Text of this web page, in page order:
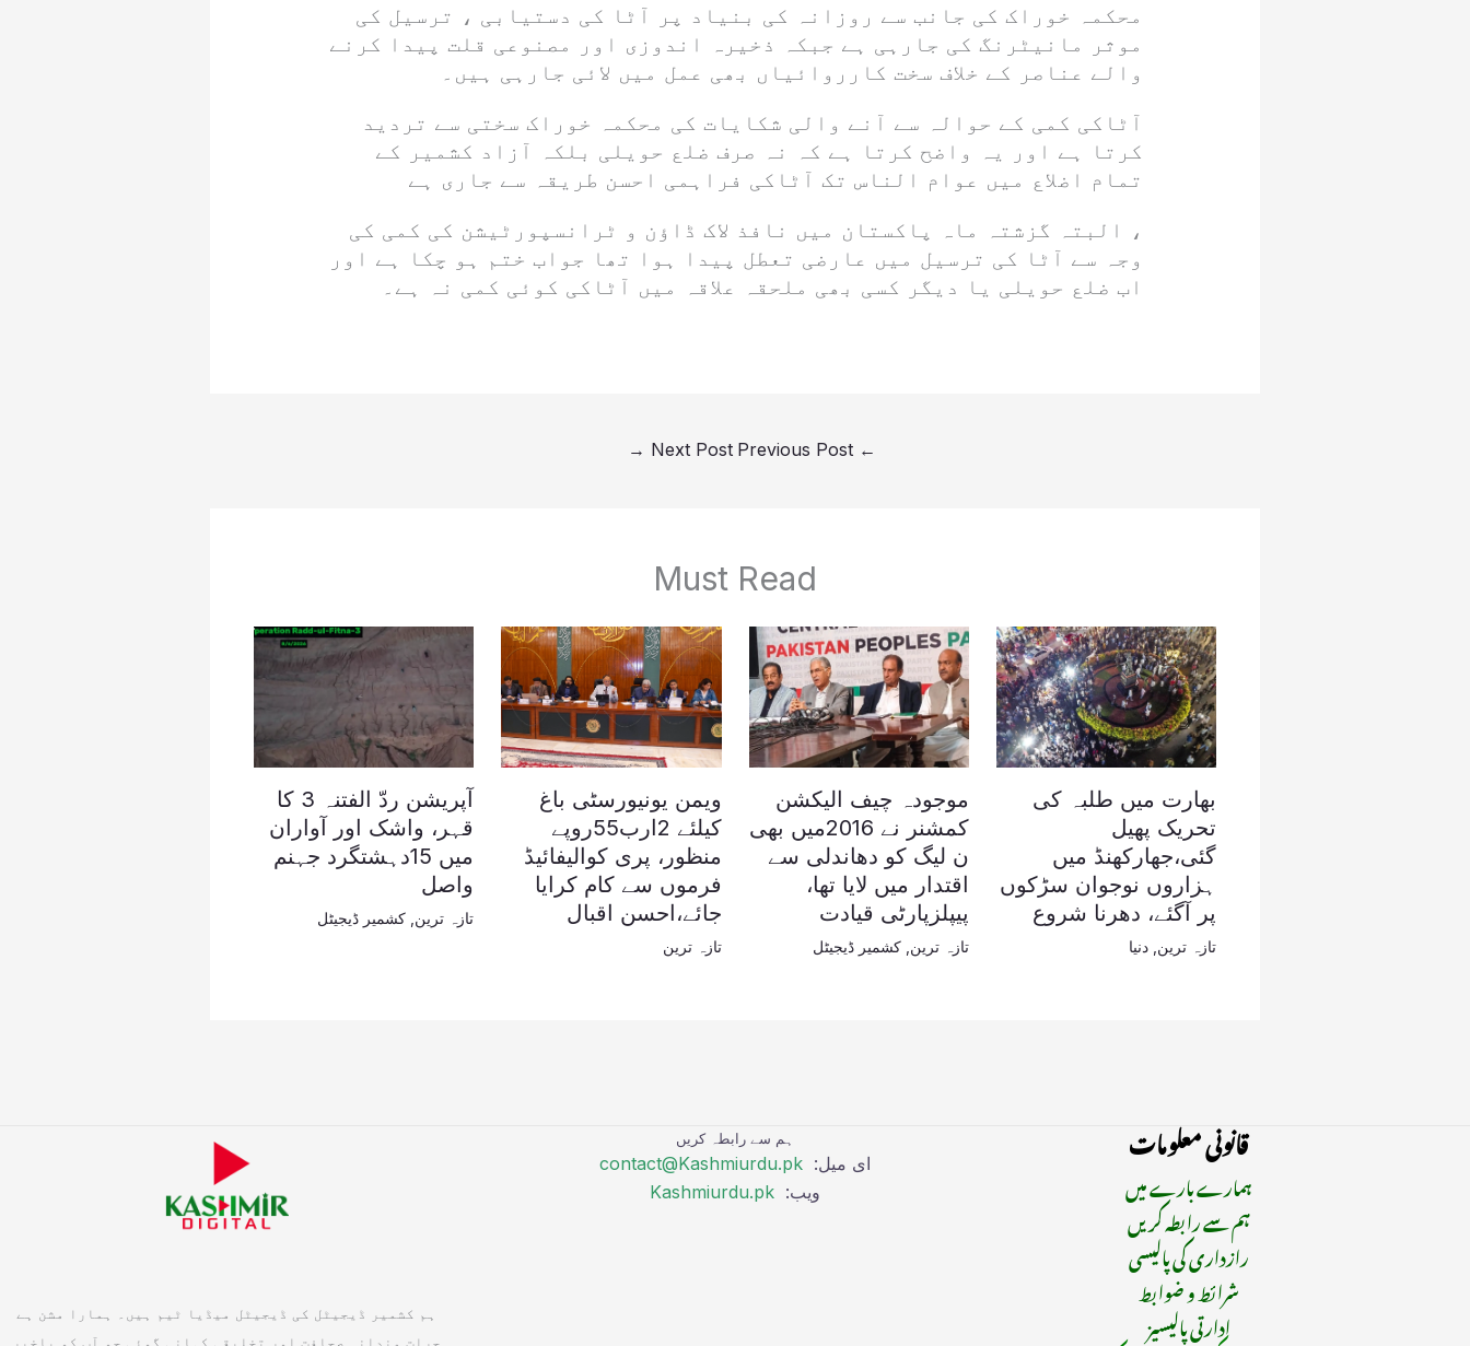
محکمہ خوراک کی جانب سے روزانہ کی بنیاد پر آٹا کی دستیابی ، ترسیل کی
موثر مانیٹرنگ کی جارہی ہے جبکہ ذخیرہ اندوزی اور مصنوعی قلت پیدا کرنے
والے عناصر کے خلاف سخت کارروائیاں بھی عمل میں لائی جارہی ہیں۔
آٹاکی کمی کے حوالہ سے آنے والی شکایات کی محکمہ خوراک سختی سے تردید
کرتا ہے اور یہ واضح کرتا ہے کہ نہ صرف ضلع حویلی بلکہ آزاد کشمیر کے
تمام اضلاع میں عوام الناس تک آٹاکی فراہمی احسن طریقہ سے جاری ہے
، البتہ گزشتہ ماہ پاکستان میں نافذ لاک ڈاؤن و ٹرانسپورٹیشن کی کمی کی
وجہ سے آٹا کی ترسیل میں عارضی تعطل پیدا ہوا تھا جواب ختم ہو چکا ہے اور
اب ضلع حویلی یا دیگر کسی بھی ملحقہ علاقہ میں آٹاکی کوئی کمی نہ ہے۔
←
Next Post
→
Must Read
بھارت میں طلبہ کی
تحریک پھیل
گئی،جھارکھنڈ میں
ہزاروں نوجوان سڑکوں
پر آگئے، دھرنا شروع
تازہ ترین دنیا
موجودہ چیف الیکشن
کمشنر نے 2016میں بھی
ن لیگ کو دھاندلی سے
اقتدار میں لایا تھا،
پیپلزپارٹی قیادت
تازہ ترین ,کشمیر ڈیجیٹل
ویمن یونیورسٹی باغ
کیلئے 2ارب55روپے
منظور، پری کوالیفائیڈ
فرموں سے کام کرایا
جائے،احسن اقبال
تازہ ترین
آپریشن ردّ الفتنہ 3 کا
قہر، واشک اور آواران
میں 15دہشتگرد جہنم
واصل
تازہ ترین کشمیر ڈیجیٹل
قانونی معلومات
ہمارے بارے میں
ہم سے رابطہ کریں
رازداری کی پالیسی
شرائط و ضوابط
ادارتی پالیسیز
ہم سے رابطہ کریں
ای میل: contact@Kashmiurdu.pk
ویب: Kashmiurdu.pk
ہم کشمیر ڈیجیٹل کی ڈیجیٹل میڈیا ٹیم ہیں۔ ہمارا مشن ہے
جرات مندانہ صحافت اور تخلیقی کہانی گوئی جو آپ کو باخبر